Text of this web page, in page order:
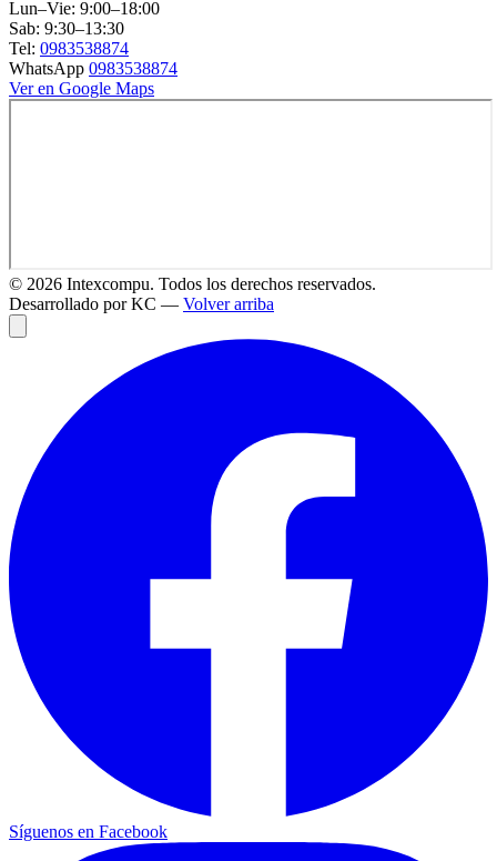
Lun–Vie: 9:00–18:00
Sab: 9:30–13:30
Tel: 0983538874
WhatsApp 0983538874
Ver en Google Maps
© 2026 Intexcompu. Todos los derechos reservados.
Desarrollado por KC — Volver arriba
Síguenos en Facebook